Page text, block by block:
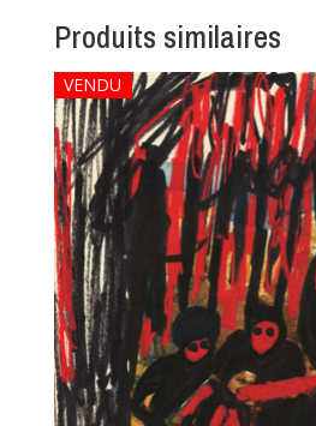
Produits similaires
VENDU